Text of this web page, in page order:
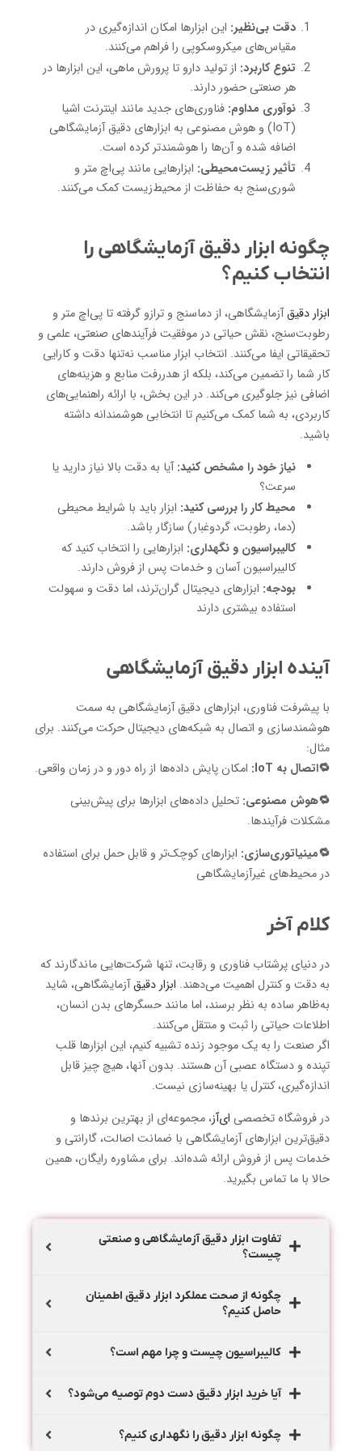
دقت بی‌نظیر: این ابزارها امکان اندازه‌گیری در
مقیاس‌های میکروسکوپی را فراهم می‌کنند.
تنوع کاربرد: از تولید دارو تا پرورش ماهی، این ابزارها در
هر صنعتی حضور دارند.
نوآوری مداوم: فناوری‌های جدید مانند اینترنت اشیا
(IoT) و هوش مصنوعی به ابزارهای دقیق آزمایشگاهی
اضافه شده و آن‌ها را هوشمندتر کرده است.
تأثیر زیست‌محیطی: ابزارهایی مانند پی‌اچ متر و
شوری‌سنج به حفاظت از محیط‌زیست کمک می‌کنند.
چگونه ابزار دقیق آزمایشگاهی را
انتخاب کنیم؟
ابزار دقیقآزمایشگاهی، از دماسنج و ترازو گرفته تا پی‌اچ متر و
رطوبت‌سنج، نقش حیاتی در موفقیت فرآیندهای صنعتی، علمی و
تحقیقاتی ایفا می‌کنند. انتخاب ابزار مناسب نه‌تنها دقت و کارایی
کار شما را تضمین می‌کند، بلکه از هدررفت منابع و هزینه‌های
اضافی نیز جلوگیری می‌کند. در این بخش، با ارائه راهنمایی‌های
کاربردی، به شما کمک می‌کنیم تا انتخابی هوشمندانه داشته
باشید.
نیاز خود را مشخص کنید:آیا به دقت بالا نیاز دارید یا
سرعت؟
محیط کار را بررسی کنید: ابزار باید با شرایط محیطی
(دما، رطوبت، گردوغبار) سازگار باشد.
کالیبراسیون و نگهداری: ابزارهایی را انتخاب کنید که
کالیبراسیون آسان و خدمات پس از فروش دارند.
بودجه: ابزارهای دیجیتال گران‌ترند، اما دقت و سهولت
استفاده بیشتری دارند
آینده ابزار دقیق آزمایشگاهی
با پیشرفت فناوری، ابزارهای دقیق آزمایشگاهی به سمت
هوشمندسازی و اتصال به شبکه‌های دیجیتال حرکت می‌کنند. برای
مثال:
🔁اتصال به IoT:
امکان پایش داده‌ها از راه دور و در زمان واقعی.
🔁هوش مصنوعی: تحلیل داده‌های ابزارها برای پیش‌بینی
مشکلات فرآیندها.
🔁مینیاتوری‌سازی: ابزارهای کوچک‌تر و قابل حمل برای استفاده
در محیط‌های غیرآزمایشگاهی
کلام آخر
در دنیای پرشتاب فناوری و رقابت، تنها شرکت‌هایی ماندگارند که
به دقت و کنترل اهمیت می‌دهند. ابزار دقیقآزمایشگاهی، شاید
به‌ظاهر ساده به نظر برسند، اما مانند حسگرهای بدن انسان،
اطلاعات حیاتی را ثبت و منتقل می‌کنند.
اگر صنعت را به یک موجود زنده تشبیه کنیم، این ابزارها قلب
تپنده و دستگاه عصبی آن هستند. بدون آنها، هیچ چیز قابل
اندازه‌گیری، کنترل یا بهینه‌سازی نیست.
در فروشگاه تخصصی ای‌آز، مجموعه‌ای از بهترین برندها و
دقیق‌ترین ابزارهای آزمایشگاهی با ضمانت اصالت، گارانتی و
خدمات پس از فروش ارائه شده‌اند. برای مشاوره رایگان، همین
حالا با ما تماس بگیرید.
تفاوت ابزار دقیق آزمایشگاهی و صنعتی
چیست؟
چگونه از صحت عملکرد ابزار دقیق اطمینان
حاصل کنیم؟
کالیبراسیون چیست و چرا مهم است؟
آیا خرید ابزار دقیق دست دوم توصیه می‌شود؟
چگونه ابزار دقیق را نگهداری کنیم؟